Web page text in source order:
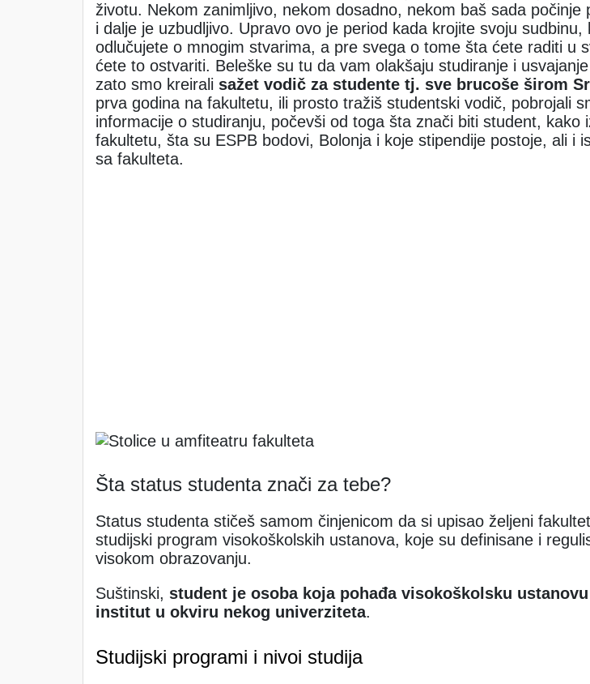
životu. Nekom zanimljivo, nekom dosadno, nekom baš sada počinje
i dalje je uzbudljivo. Upravo ovo je period kada krojite svoju sudbinu,
odlučujete o mnogim stvarima, a pre svega o tome šta ćete raditi u
ćete to ostvariti. Beleške su tu da vam olakšaju studiranje i
zato smo kreirali sažet vodič za studente tj. sve brucoše širom
prva godina na fakultetu, ili prosto tražiš studentski vodič, pobrojali
informacije o studiranju, počevši od toga šta znači biti student, kako
fakultetu, šta su ESPB bodovi, Bolonja i koje stipendije postoje, ali i
sa fakulteta.
Šta status studenta znači za tebe?
Status studenta stičeš samom činjenicom da si upisao željeni
studijski program visokoškolskih ustanova, koje su definisane i
visokom obrazovanju.
Suštinski, student je osoba koja pohađa visokoškolsku
institut u okviru nekog univerziteta.
Studijski programi i nivoi studija